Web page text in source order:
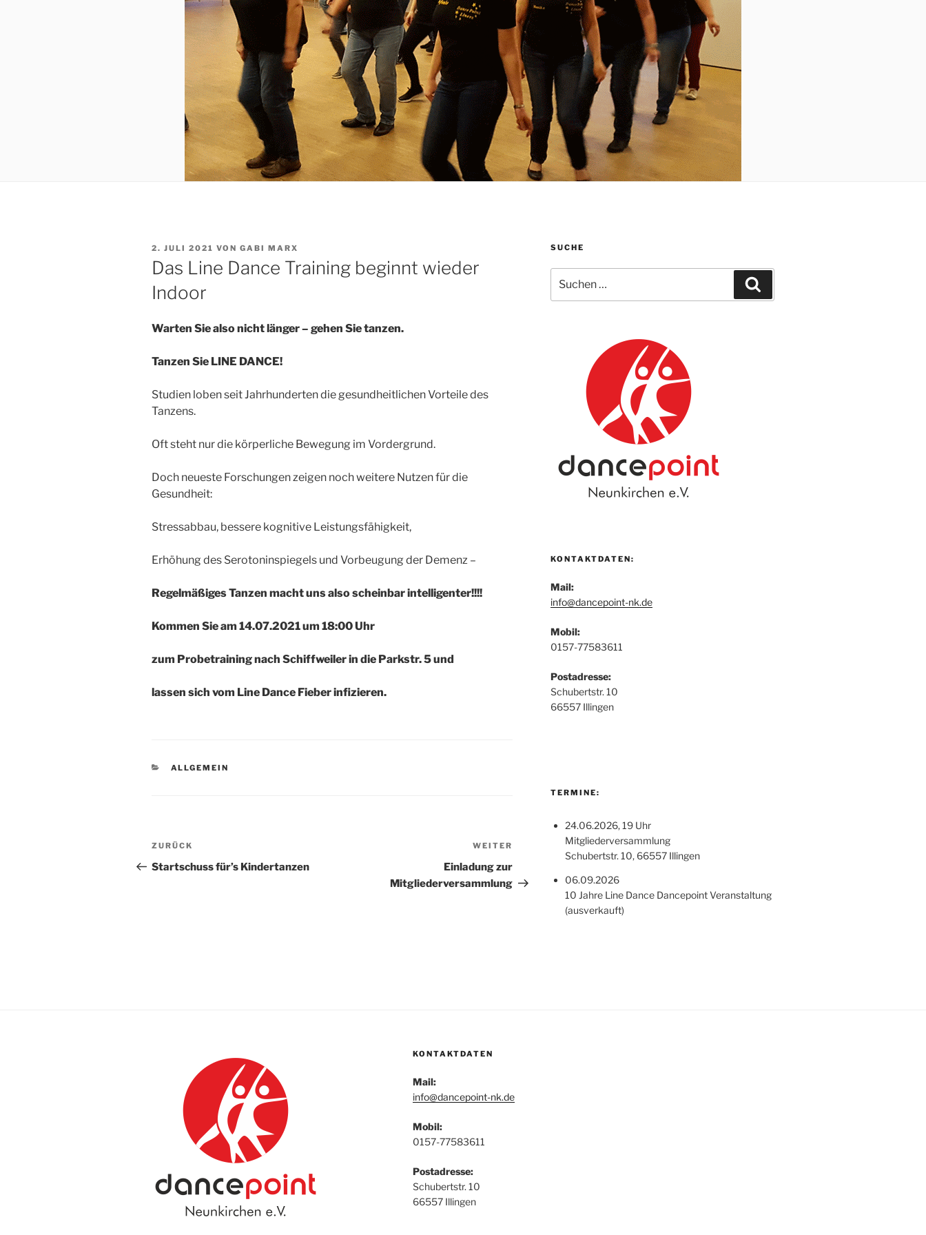
VERÖFFENTLICHT
AM
2. JULI 2021 VON GABI MARX
Das Line Dance Training beginnt wieder
Indoor
Warten Sie also nicht länger – gehen Sie tanzen.
Tanzen Sie LINE DANCE!
Studien loben seit Jahrhunderten die gesundheitlichen Vorteile des
Tanzens.
Oft steht nur die körperliche Bewegung im Vordergrund.
Doch neueste Forschungen zeigen noch weitere Nutzen für die
Gesundheit:
Stressabbau, bessere kognitive Leistungsfähigkeit,
Erhöhung des Serotoninspiegels und Vorbeugung der Demenz –
Regelmäßiges Tanzen macht uns also scheinbar intelligenter!!!!
Kommen Sie am 14.07.2021 um 18:00 Uhr
zum Probetraining nach Schiffweiler in die Parkstr. 5 und
lassen sich vom Line Dance Fieber infizieren.
KATEGORIEN
ALLGEMEIN
Beitragsnavigation
Vorheriger
Beitrag
ZURÜCK
Startschuss für’s Kindertanzen
Beitrag
WEITER
Einladung zur
Mitgliederversammlung
SUCHE
nach:
KONTAKTDATEN:
Mail:
info@dancepoint-nk.de
Mobil:
0157-77583611
Postadresse:
Schubertstr. 10
66557 Illingen
TERMINE:
24.06.2026, 19 Uhr
Mitgliederversammlung
Schubertstr. 10, 66557 Illingen
06.09.2026
10 Jahre Line Dance Dancepoint Veranstaltung
(ausverkauft)
KONTAKTDATEN
Mail:
info@dancepoint-nk.de
Mobil:
0157-77583611
Postadresse:
Schubertstr. 10
66557 Illingen